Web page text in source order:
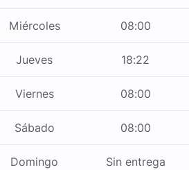
Miércoles 08:00
Jueves 18:22
Viernes 08:00
Sábado 08:00
Domingo Sin entrega